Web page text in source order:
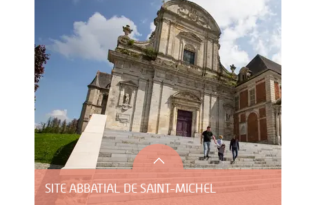
SITE ABBATIAL DE SAINT-MICHEL